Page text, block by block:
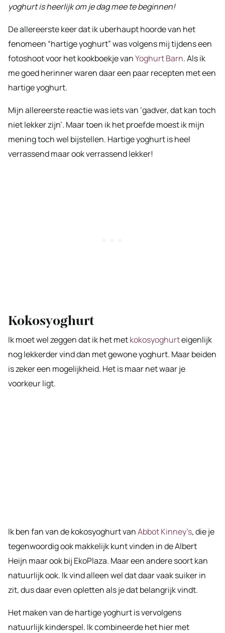
yoghurt is heerlijk om je dag mee te beginnen!
De allereerste keer dat ik uberhaupt hoorde van het
fenomeen “hartige yoghurt” was volgens mij tijdens een
fotoshoot voor het kookboekje vanYoghurt Barn. Als ik
me goed herinner waren daar een paar recepten met een
hartige yoghurt.
Mijn allereerste reactie was iets van ‘gadver, dat kan toch
niet lekker zijn’. Maar toen ik het proefde moest ik mijn
mening toch wel bijstellen. Hartige yoghurt is heel
verrassend maar ook verrassend lekker!
Kokosyoghurt
Ik moet wel zeggen dat ik het metkokosyoghurteigenlijk
nog lekkerder vind dan met gewone yoghurt. Maar beiden
is zeker een mogelijkheid. Het is maar net waar je
voorkeur ligt.
Ik ben fan van de kokosyoghurt vanAbbot Kinney’s, die je
tegenwoordig ook makkelijk kunt vinden in de Albert
Heijn maar ook bij EkoPlaza. Maar een andere soort kan
natuurlijk ook. Ik vind alleen wel dat daar vaak suiker in
zit, dus daar even opletten als je dat belangrijk vindt.
Het maken van de hartige yoghurt is vervolgens
natuurlijk kinderspel. Ik combineerde het hier met